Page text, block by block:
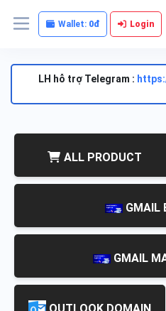
Wallet: 0đ Login
LH hỗ trợ Telegram :
ALL PRODUCT
GMAIL
GMAIL
OUTLOOK DOMAIN